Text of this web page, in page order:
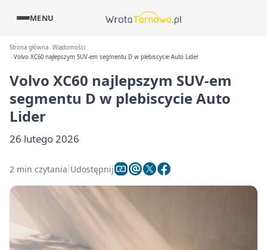
MENU
Strona główna Wiadomości
Volvo XC60 najlepszym SUV-em segmentu D w plebiscycie Auto Lider
Volvo XC60 najlepszym SUV-em
segmentu D w plebiscycie Auto
Lider
26 lutego 2026
2 min czytania Udostępnij